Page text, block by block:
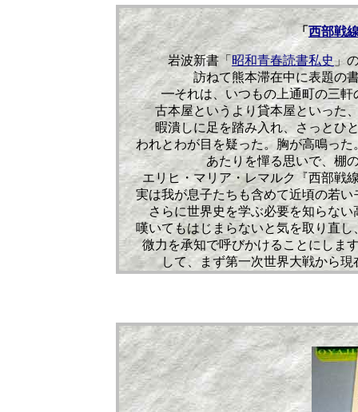
「 西部戦
岩波新書「 昭和青春読書私史」
訪ねて熊本滞在中に表題の
━それは、いつもの上通町の三軒
古本屋というより貸本屋といった
暇潰しに足を踏み入れ、さっとひ
われとわが目を疑った。胸が高鳴っ
あたりを憚る思いで、棚
エリヒ・マリア・レマルク『西部
実は我が息子たちも含めて近頃の若
さらに世界史を学ぶ必要を知らな
嘆いてもはじまらないと気を取り直
微力を承知で呼びかけることにしま
して、まず第一次世界大戦から